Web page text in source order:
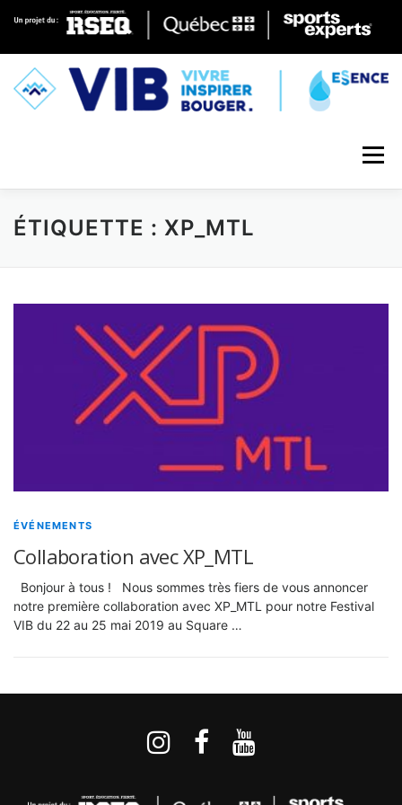
Skip to content
Menu
ÉTIQUETTE : XP_MTL
ÉVÉNEMENTS
Collaboration avec XP_MTL
Bonjour à tous ! Nous sommes très fiers de vous annoncer
notre première collaboration avec XP_MTL pour notre Festival
VIB du 22 au 25 mai 2019 au Square …